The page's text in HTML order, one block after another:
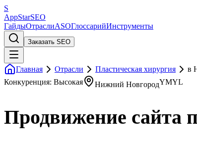
S
AppStarSEO
ГайдыОтраслиASOГлоссарийИнструменты
Заказать SEO
Главная Отрасли Пластическая хирургия
в
Конкуренция: Высокая
Нижний НовгородYMYL
Продвижение сайта